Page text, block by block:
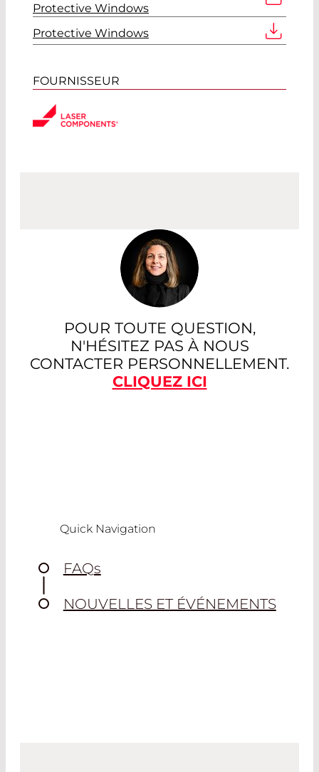
Protective Windows
Protective Windows
FOURNISSEUR
POUR TOUTE QUESTION,
N'HÉSITEZ PAS À NOUS
CONTACTER PERSONNELLEMENT.
CLIQUEZ ICI
Quick Navigation
FAQs
NOUVELLES ET ÉVÉNEMENTS